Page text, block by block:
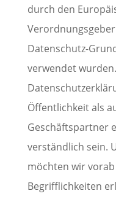
durch den
Datenschutz-
verwendet
Öffentlichkeit als
Geschäftspartner
verständlich sein.
möchten wir
Begrifflichkeiten